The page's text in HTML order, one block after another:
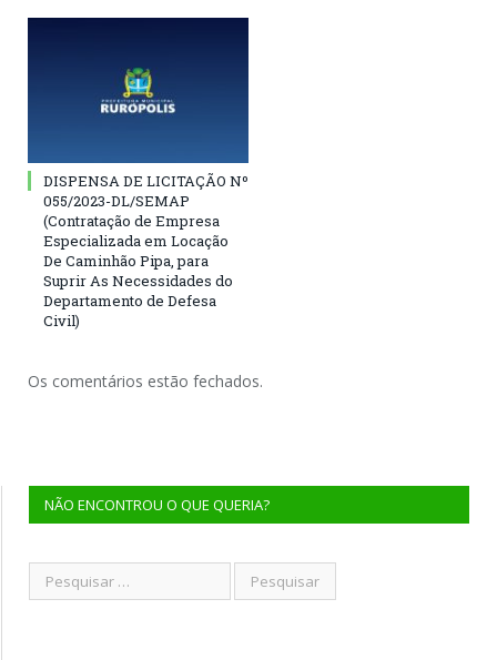
DISPENSA DE LICITAÇÃO Nº
055/2023-DL/SEMAP
(Contratação de Empresa
Especializada em Locação
De Caminhão Pipa, para
Suprir As Necessidades do
Departamento de Defesa
Civil)
Os comentários estão fechados.
NÃO ENCONTROU O QUE QUERIA?